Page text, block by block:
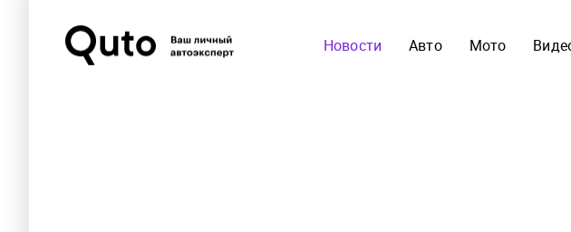
Новости Авто Мото